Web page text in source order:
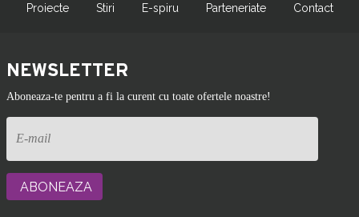
Proiecte Stiri E-spiru Parteneriate Contact
NEWSLETTER
Aboneaza-te pentru a fi la curent cu toate ofertele noastre!